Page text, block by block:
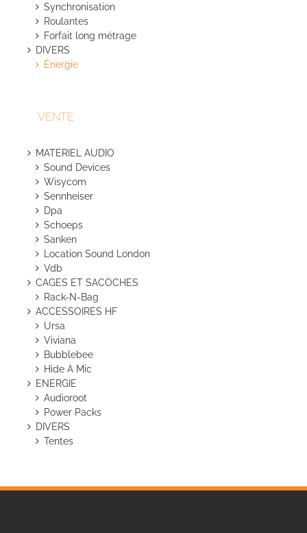
Synchronisation
Roulantes
Forfait long métrage
DIVERS
Énergie
VENTE
MATERIEL AUDIO
Sound Devices
Wisycom
Sennheiser
Dpa
Schoeps
Sanken
Location Sound London
Vdb
CAGES ET SACOCHES
Rack-N-Bag
ACCESSOIRES HF
Ursa
Viviana
Bubblebee
Hide A Mic
ENERGIE
Audioroot
Power Packs
DIVERS
Tentes